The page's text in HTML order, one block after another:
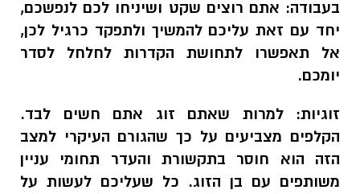
בעבודה: אתם רוצים שקט ושיניחו לכם לנפשכם,
יחד עם זאת עליכם להמשיך ולתפקד כרגיל לכן,
אל תאפשרו לתחושת הקדרות לחלחל לסדר
יומכם.
זוגיות: למרות שאתם זוג אתם חשים לבד.
הקלפים מצביעים על כך שהגורם העיקרי למצב
הזה הוא חוסר בתקשורת והעדר תחומי עניין
משותפים עם בן הזוג. כל שעליכם לעשות על